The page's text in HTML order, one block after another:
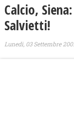
Calcio,
Salvietti!
Lunedì, 03 Settembre